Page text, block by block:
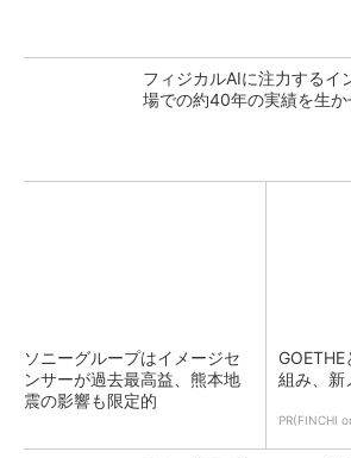
フィジカルAIに注力するイ
場での約40年の実績を生か
ソニーグループはイメージセ
ンサーが過去最高益、熊本地
震の影響も限定的
組み、新
PR(FINCHI